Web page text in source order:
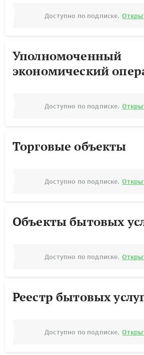
Доступно по подписке.
Уполномоченный
экономический
Доступно по подписке.
Торговые объекты
Доступно по подписке.
Объекты бытовых
Доступно по подписке.
Реестр бытовых
Доступно по подписке.